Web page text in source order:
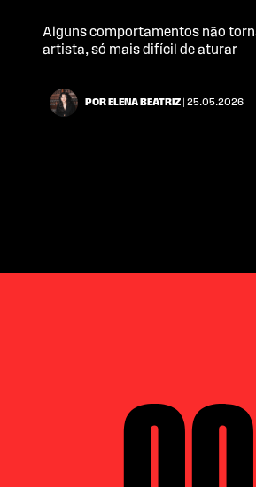
Alguns comportamentos não
artista, só mais difícil de aturar
POR ELENA BEATRIZ | 25.05.2026